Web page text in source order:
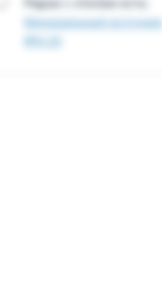
Минеральный источник